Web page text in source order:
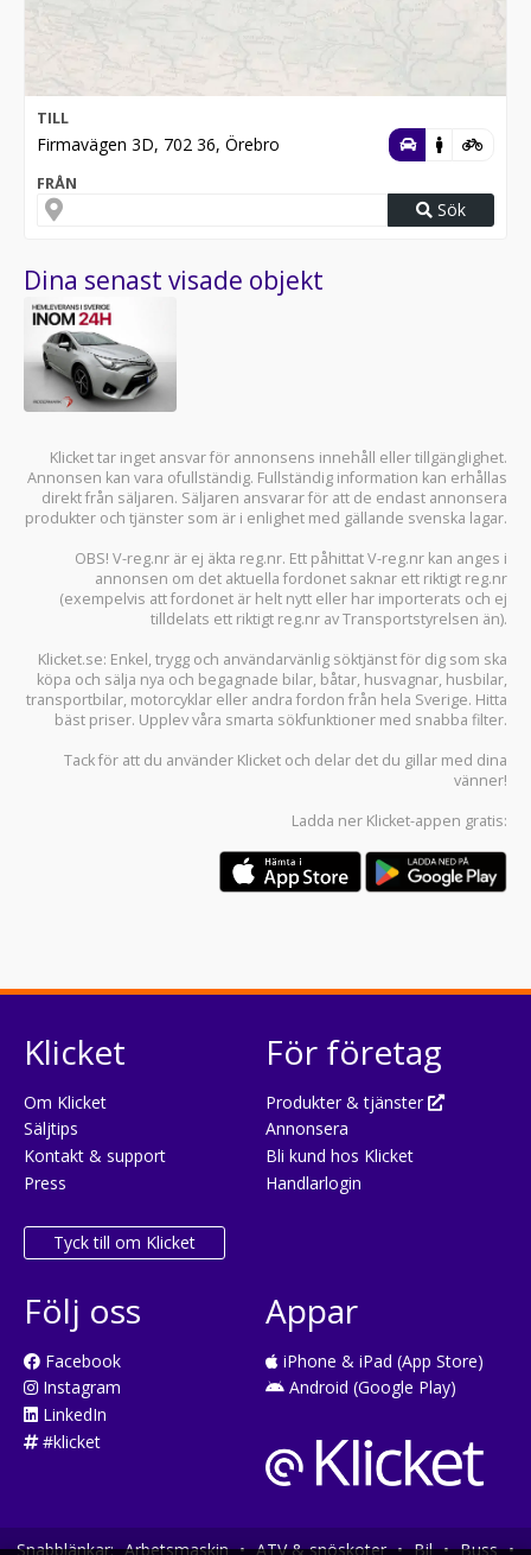
TILL
Firmavägen 3D, 702 36, Örebro
FRÅN
Sök
Dina senast visade objekt
Klicket tar inget ansvar för annonsens innehåll eller tillgänglighet.
Annonsen kan vara ofullständig. Fullständig information kan erhållas
direkt från säljaren. Säljaren ansvarar för att de endast annonsera
produkter och tjänster som är i enlighet med gällande svenska lagar.
OBS! V-reg.nr är ej äkta reg.nr. Ett påhittat V-reg.nr kan anges i
annonsen om det aktuella fordonet saknar ett riktigt reg.nr
(exempelvis att fordonet är helt nytt eller har importerats och ej
tilldelats ett riktigt reg.nr av Transportstyrelsen än).
Klicket.se: Enkel, trygg och användarvänlig söktjänst för dig som ska
köpa och sälja nya och begagnade bilar, båtar, husvagnar, husbilar,
transportbilar, motorcyklar eller andra fordon från hela Sverige. Hitta
bäst priser. Upplev våra smarta sökfunktioner med snabba filter.
Tack för att du använder Klicket och delar det du gillar med dina
vänner!
Ladda ner Klicket-appen gratis:
Klicket
Om Klicket
Säljtips
Kontakt & support
Press
Tyck till om Klicket
För företag
Produkter & tjänster
Annonsera
Bli kund hos Klicket
Handlarlogin
Följ oss
Facebook
Instagram
LinkedIn
#klicket
Appar
iPhone & iPad (App Store)
Android (Google Play)
Snabblänkar: Arbetsmaskin • ATV & snöskoter • Bil • Buss •